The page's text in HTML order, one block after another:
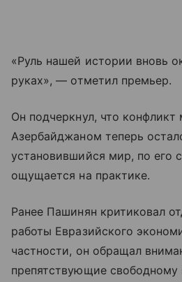
«Руль нашей истории вновь
руках», — отметил премьер.
Он подчеркнул, что
Азербайджаном теперь
установившийся мир, по его
ощущается на практике.
Ранее Пашинян критиковал
работы Евразийского
частности, он обращал
препятствующие